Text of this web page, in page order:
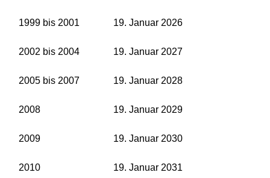
1999 bis 2001 19. Januar 2026
2002 bis 2004 19. Januar 2027
2005 bis 2007 19. Januar 2028
2008 19. Januar 2029
2009 19. Januar 2030
2010 19. Januar 2031